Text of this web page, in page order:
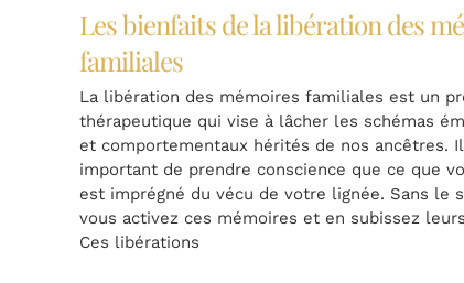
Les bienfaits de la libération des
familiales
La libération des mémoires familiales est un
thérapeutique qui vise à lâcher les schémas
et comportementaux hérités de nos ancêtres.
important de prendre conscience que ce que
est imprégné du vécu de votre lignée. Sans le
vous activez ces mémoires et en subissez
Ces libérations